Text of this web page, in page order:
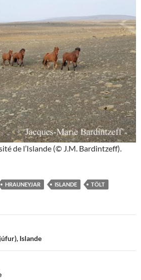
de l’Islande (© J.M. Bardintzeff).
HRAUNEYJAR ISLANDE TÖLT
Islande